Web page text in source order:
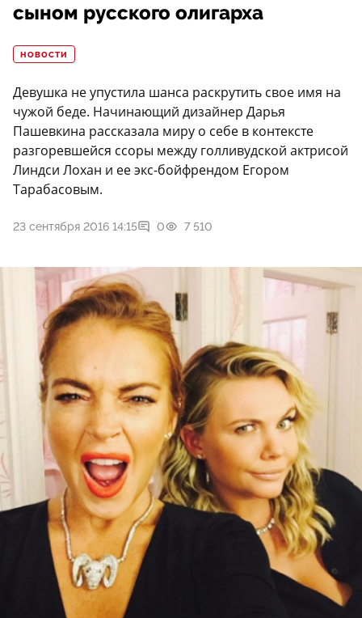
сыном русского олигарха
НОВОСТИ
Девушка не упустила шанса раскрутить свое имя на
чужой беде. Начинающий дизайнер Дарья
Пашевкина рассказала миру о себе в контексте
разгоревшейся ссоры между голливудской актрисой
Линдси Лохан и ее экс-бойфрендом Егором
Тарабасовым.
23 сентября 2016 14:15 0 7 510